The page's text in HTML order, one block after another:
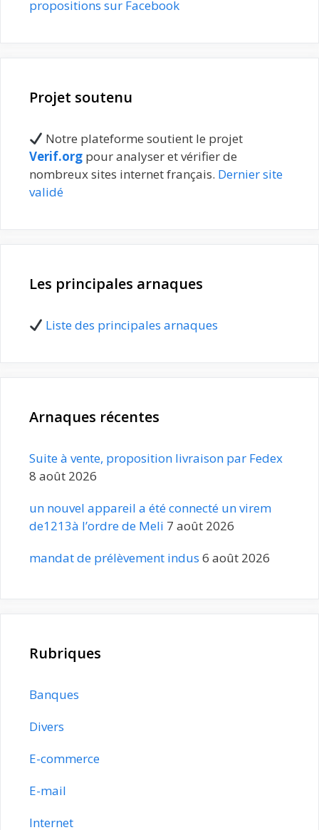
propositions sur Facebook
Projet soutenu
Notre plateforme soutient le projet
Verif.org pour analyser et vérifier de
nombreux sites internet français. Dernier site
validé
Les principales arnaques
Liste des principales arnaques
Arnaques récentes
Suite à vente, proposition livraison par Fedex
8 août 2026
un nouvel appareil a été connecté un virem
de1213à l’ordre de Meli 7 août 2026
mandat de prélèvement indus 6 août 2026
Rubriques
Banques
Divers
E-commerce
E-mail
Internet